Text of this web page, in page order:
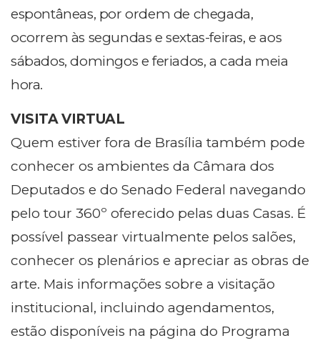
espontâneas, por ordem de chegada,
ocorrem às segundas e sextas-feiras, e aos
sábados, domingos e feriados, a cada meia
hora.
VISITA VIRTUAL
Quem estiver fora de Brasília também pode
conhecer os ambientes da Câmara dos
Deputados e do Senado Federal navegando
pelo tour 360º oferecido pelas duas Casas. É
possível passear virtualmente pelos salões,
conhecer os plenários e apreciar as obras de
arte. Mais informações sobre a visitação
institucional, incluindo agendamentos,
estão disponíveis na página do Programa